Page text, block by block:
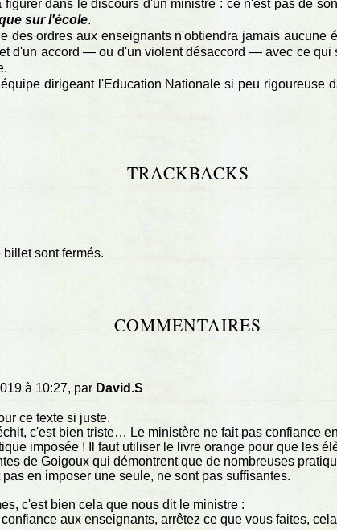
dans le discours d'un ministre : ce n'est pas de
sur l'école.
des ordres aux enseignants n'obtiendra jamais aucune
d'un accord — ou d'un violent désaccord — avec ce qui
équipe dirigeant l'Education Nationale si peu
TRACKBACKS
billet sont fermés.
COMMENTAIRES
à 10:27, par David.S
ce texte si juste.
c'est bien triste… Le ministère ne fait pas confiance
imposée ! Il faut utiliser le livre orange pour que les
de Goigoux qui démontrent que de nombreuses
en imposer une seule, ne sont pas suffisantes.
c'est bien cela que nous dit le ministre :
aux enseignants, arrêtez ce que vous faites,